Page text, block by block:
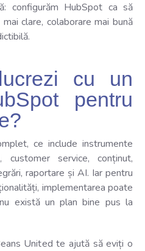
configurăm HubSpot ca să
clare, colaborare mai bună
cu un
pentru
ce include instrumente
customer service, conținut,
raportare și AI. Iar pentru
implementarea poate
există un plan bine pus la
United te ajută să eviți o